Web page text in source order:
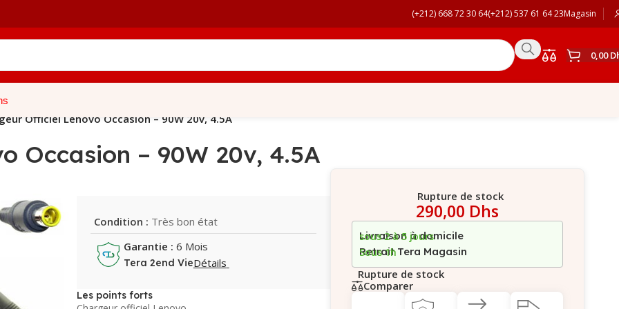
(+212) 668 72 30 64(+212) 537 61 64 23Magasin
0,00
Officiel Lenovo Occasion – 90W 20v, 4.5A
Occasion – 90W 20v, 4.5A
Condition : Très bon état
Garantie : 6 Mois
Tera 2end VieDétails
Les points forts
Rupture de stock
290,00 Dhs
Livraison à domicile
sous 2 à 5 jours
Retrait Tera Magasin
Sous 1h
Rupture de stock
Comparer